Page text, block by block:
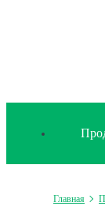
Главная